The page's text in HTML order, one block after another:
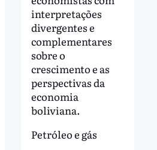
interpretações
divergentes e
complementares
sobre o
crescimento e as
perspectivas da
economia
boliviana.
Petróleo e gás